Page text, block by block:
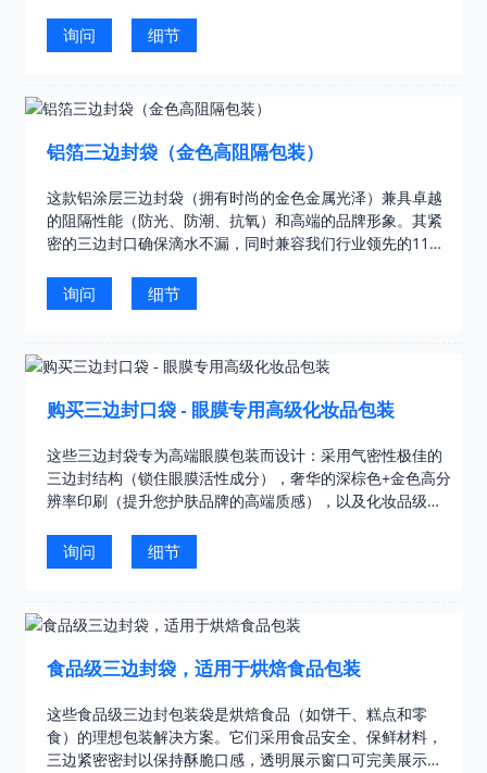
询问 细节
铝箔三边封袋（金色高阻隔包装）
这款铝涂层三边封袋（拥有时尚的金色金属光泽）兼具卓越
的阻隔性能（防光、防潮、抗氧）和高端的品牌形象。其紧
密的三边封口确保滴水不漏，同时兼容我们行业领先的11色
询问 细节
购买三边封口袋 - 眼膜专用高级化妆品包装
这些三边封袋专为高端眼膜包装而设计：采用气密性极佳的
三边封结构（锁住眼膜活性成分），奢华的深棕色+金色高分
辨率印刷（提升您护肤品牌的高端质感），以及化妆品级安
询问 细节
食品级三边封袋，适用于烘焙食品包装
这些食品级三边封包装袋是烘焙食品（如饼干、糕点和零
食）的理想包装解决方案。它们采用食品安全、保鲜材料，
三边紧密密封以保持酥脆口感，透明展示窗口可完美展示您